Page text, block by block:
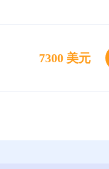
7300 美元